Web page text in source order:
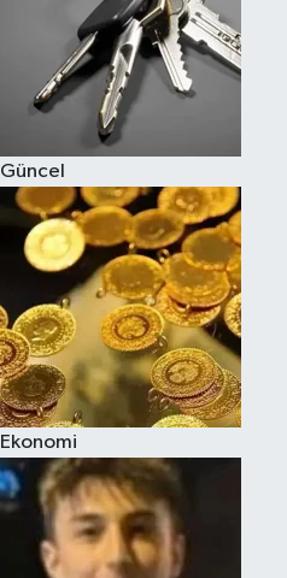
Güncel
Ekonomi
Magazin